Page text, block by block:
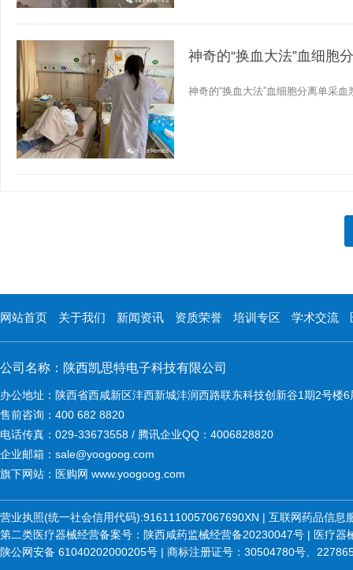
神奇的“换血大法”血细胞
神奇的“换血大法”血细胞分离单采血
网站首页 关于我们 新闻资讯 资质荣誉 培训专区 学术交流
公司名称：陕西凯思特电子科技有限公司
办公地址：陕西省西咸新区沣西新城沣润西路联东科技创新谷1期2号楼6
售前咨询：400 682 8820
电话传真：029-33673558 / 腾讯企业QQ：4006828820
企业邮箱：sale@yoogoog.com
旗下网站：医购网 www.yoogoog.com
营业执照(统一社会信用代码):9161110057067690XN | 互联网药品信
第二类医疗器械经营备案号：陕西咸药监械经营备20230047号 | 医疗
陕公网安备 61040202000205号 | 商标注册证号：30504780号、